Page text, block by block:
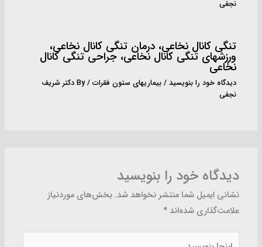
نجفی
تنگی کانال نخاعى، درمان تنگی کانال نخاعی،
ورزشهای تنگی کانال نخاعی، جراحی تنگی کانال
نخاعی
دیدگاه‌ خود را بنویسید /بیماریهای ستون فقرات / By
دکتر شریف
نجفی
دیدگاه‌ خود را بنویسید
نشانی ایمیل شما منتشر نخواهد شد. بخش‌های موردنیاز
علامت‌گذاری شده‌اند*